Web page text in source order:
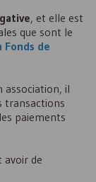
, et elle est
que sont le
Fonds de
association, il
transactions
paiements
avoir de